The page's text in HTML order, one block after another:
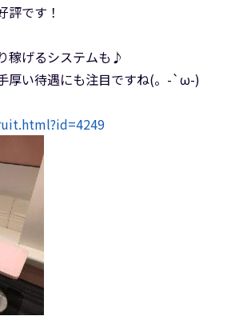
評です！
稼げるシステムも♪
厚い待遇にも注目ですね(。-`ω-)